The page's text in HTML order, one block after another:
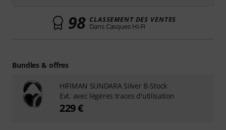
98 CLASSEMENT DES VENTES
Dans Casques Hi-Fi
Bundles & offres
HIFIMAN SUNDARA Silver B-Stock
Evt. avec légères traces d'utilisation
229 €